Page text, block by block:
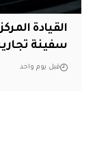
سفينة
قبل يوم واحد